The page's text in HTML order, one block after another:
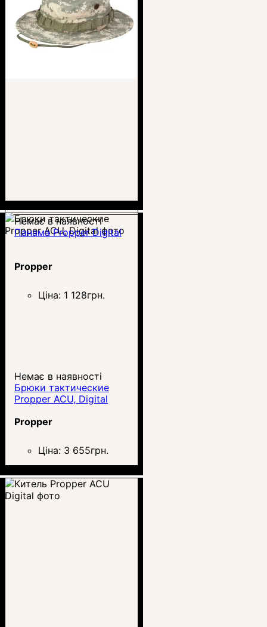
Немає в наявності
Панама Propper Digital
Propper
Ціна: 1 128грн.
Немає в наявності
Брюки тактические
Propper ACU, Digital
Propper
Ціна: 3 655грн.